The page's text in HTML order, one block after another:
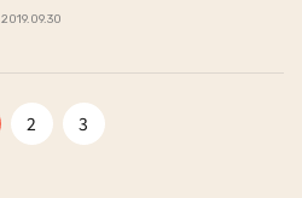
2019.09.30
2 3